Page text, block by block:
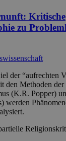
Kritische
zu
der “aufrechten
den Methoden
(K.R. Popper)
werden